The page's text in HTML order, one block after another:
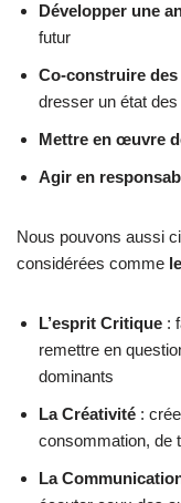
Développer une
futur
Co-construire
dresser un état
Mettre en œuvre
Agir en
Nous pouvons aussi
considérées comme
L’esprit Critique :
remettre en
dominants
La Créativité :
consommation, de
La